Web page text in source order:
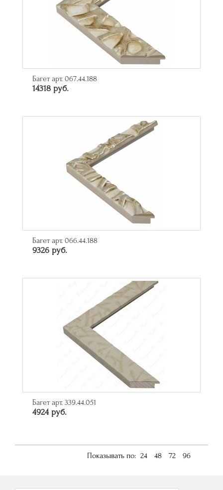
Багет арт. 067.44.188
14318 руб.
Багет арт. 066.44.188
9326 руб.
Багет арт. 339.44.051
4924 руб.
Показывать по: 24 48 72 96